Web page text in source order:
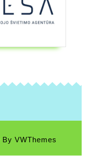
By VWThemes